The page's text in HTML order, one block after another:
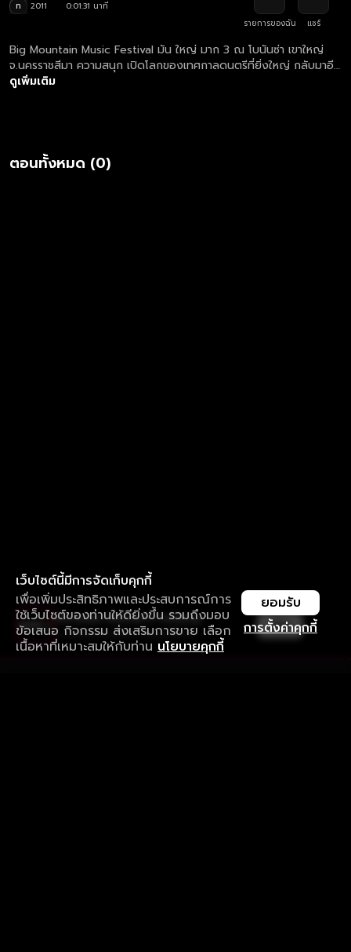
ท 2011
0:01:31 นาที
รายการของฉัน
แชร์
Big Mountain Music Festival มัน ใหญ่ มาก 3 ณ โบนันซ่า เขาใหญ่
จ.นครราชสีมา ความสนุก เปิดโลกของเทศกาลดนตรีที่ยิ่งใหญ่ กลับมาอีก
ครั้ง ด้วยสถิติจำนวนผู้ร่วมงานกว่า 50,000 คน และจำนวนเต็นท์กว่า
ดูเพิ่มเติม
ตอนทั้งหมด (0)
เว็บไซต์นี้มีการจัดเก็บคุกกี้
เพื่อเพิ่มประสิทธิภาพและประสบการณ์การ
ใช้เว็บไซต์ของท่านให้ดียิ่งขึ้น รวมถึงมอบ
ข้อเสนอ กิจกรรม ส่งเสริมการขาย เลือก
เนื้อหาที่เหมาะสมให้กับท่าน นโยบายคุกกี้
การตั้งค่าคุกกี้
ยอมรับ
ใช้งานแอป ลื่นไหลกว่า ไม่มีสะดุด
ดาวน์โหลดแอปเพื่อการรับชมที่ดีกว่า เปิด